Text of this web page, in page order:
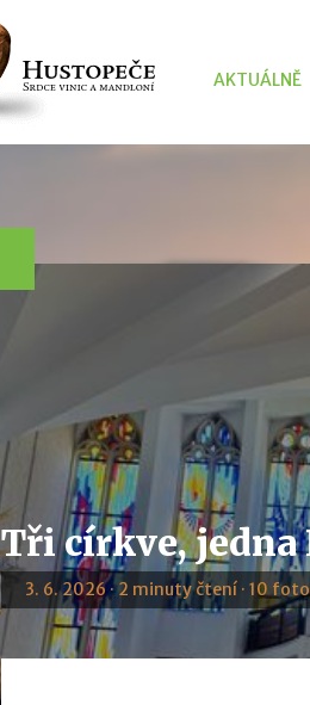
AKTUÁLNĚ
Tři církve, jedna
3. 6. 2026 · 2 minuty čtení · 10